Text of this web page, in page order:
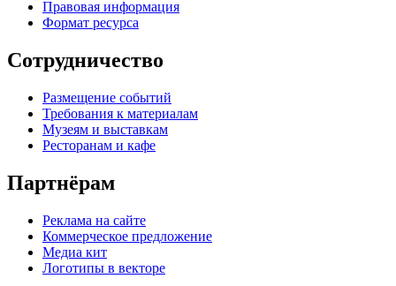
Правовая информация
Формат ресурса
Сотрудничество
Размещение событий
Требования к материалам
Музеям и выставкам
Ресторанам и кафе
Партнёрам
Реклама на сайте
Коммерческое предложение
Медиа кит
Логотипы в векторе